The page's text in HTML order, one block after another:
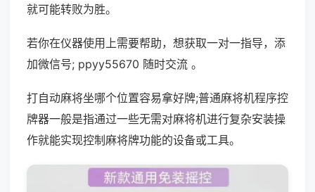
就可能转败为胜。
若你在仪器使用上需要帮助，想获取一对一指导，添
加微信号; ppyy55670 随时交流 。
打自动麻将坐哪个位置容易拿好牌;普通麻将机程序控
牌器一般是指通过一些无需对麻将机进行复杂安装操
作就能实现控制麻将牌功能的设备或工具。